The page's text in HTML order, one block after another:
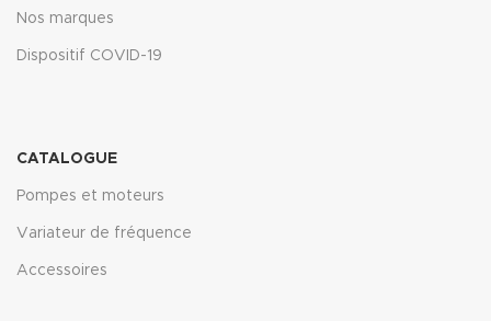
Nos marques
Dispositif COVID-19
CATALOGUE
Pompes et moteurs
Variateur de fréquence
Accessoires